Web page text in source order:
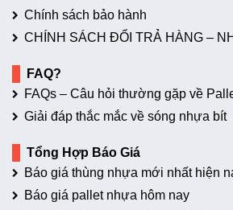
Chính sách bảo hành
CHÍNH SÁCH ĐỔI TRẢ HÀNG –
FAQ?
FAQs – Câu hỏi thường gặp về
Giải đáp thắc mắc về sóng nhựa bít
Tổng Hợp Báo Giá
Báo giá thùng nhựa mới nhất hiện
Báo giá pallet nhựa hôm nay